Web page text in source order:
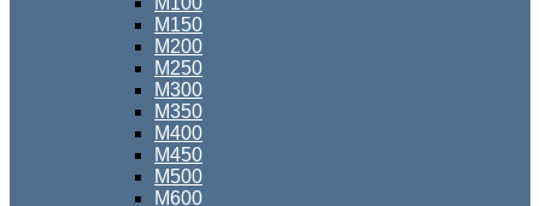
М150
М200
М250
М300
М350
М400
М450
М500
М600